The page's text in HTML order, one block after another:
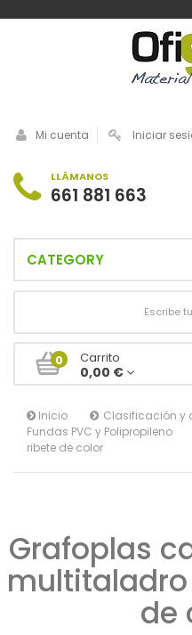
Mi cuenta Iniciar
LLÁMANOS
661 881 663
CATEGORY
0 Carrito
0,00 €
Inicio
Clasificación y
Fundas PVC y Polipropileno
ribete de color
Grafoplas
de